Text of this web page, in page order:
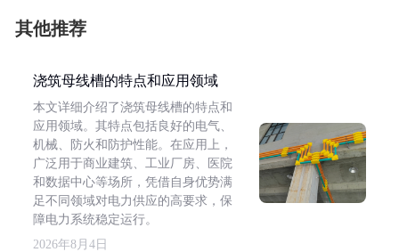
其他推荐
浇筑母线槽的特点和应用领域
本文详细介绍了浇筑母线槽的特点和
应用领域。其特点包括良好的电气、
机械、防火和防护性能。在应用上，
广泛用于商业建筑、工业厂房、医院
和数据中心等场所，凭借自身优势满
足不同领域对电力供应的高要求，保
障电力系统稳定运行。
2026年8月4日